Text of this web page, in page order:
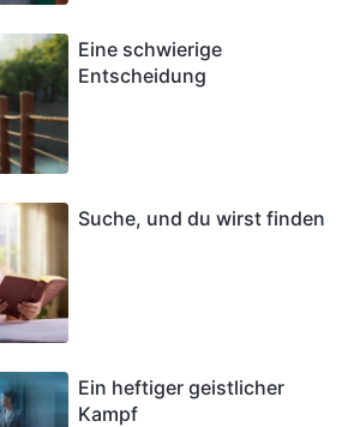
Eine schwierige
Entscheidung
Suche, und du wirst finden
Ein heftiger geistlicher
Kampf